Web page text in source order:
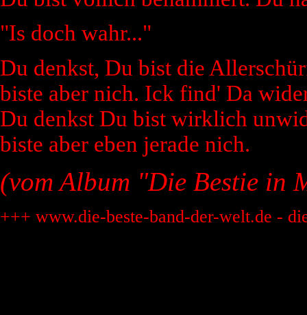
"Is doch wahr..."
Du denkst, Du bist die
biste aber nich. Ick find' Da
Du denkst Du bist wirklich
biste aber eben jerade nich.
(vom Album "Die Bestie in
+++ www.die-beste-band-der-welt.de -